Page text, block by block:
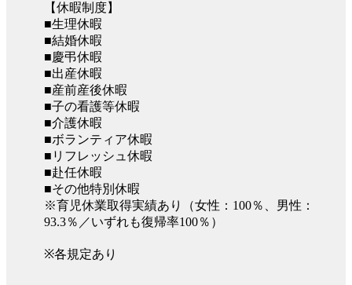
【休暇制度】
■生理休暇
■結婚休暇
■慶弔休暇
■出産休暇
■産前産後休暇
■子の看護等休暇
■介護休暇
■ボランティア休暇
■リフレッシュ休暇
■赴任休暇
■その他特別休暇
※育児休業取得実績あり（女性：100％、男性：
93.3％／いずれも復帰率100％）
※各規定あり